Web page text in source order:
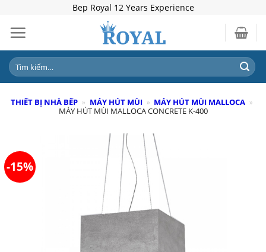
content
Bep Royal 12 Years Experience
Tìm
kiếm:
THIẾT BỊ NHÀ BẾP » MÁY HÚT MÙI » MÁY HÚT MÙI MALLOCA »
MÁY HÚT MÙI MALLOCA CONCRETE K-400
-15%